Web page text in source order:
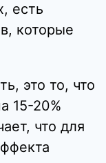
есть
которые
это то, что
15-20%
что для